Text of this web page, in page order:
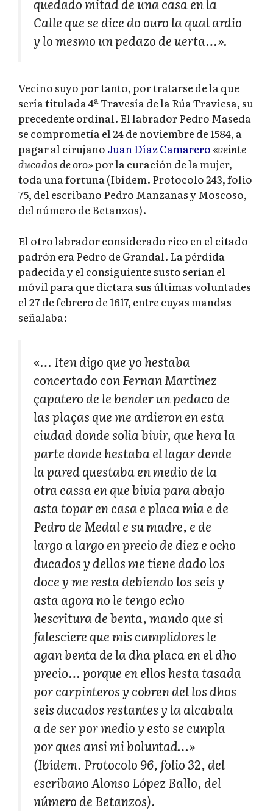
Calle que se dice do ouro la qual ardio
y lo mesmo un pedazo de uerta…».
Vecino suyo por tanto, por tratarse de la que
sería titulada 4ª Travesía de la Rúa Traviesa, su
precedente ordinal. El labrador Pedro Maseda
se comprometía el 24 de noviembre de 1584, a
pagar al cirujano Juan Díaz Camarero«veinte
ducados de oro»por la curación de la mujer,
toda una fortuna (Ibídem. Protocolo 243, folio
75, del escribano Pedro Manzanas y Moscoso,
del número de Betanzos).
El otro labrador considerado rico en el citado
padrón era Pedro de Grandal. La pérdida
padecida y el consiguiente susto serían el
móvil para que dictara sus últimas voluntades
el 27 de febrero de 1617, entre cuyas mandas
señalaba:
«… Iten digo que yo hestaba
concertado con Fernan Martinez
çapatero de le bender un pedaco de
las plaças que me ardieron en esta
ciudad donde solia bivir, que hera la
parte donde hestaba el lagar dende
la pared questaba en medio de la
otra cassa en que bivia para abajo
asta topar en casa e placa mia e de
Pedro de Medal e su madre, e de
largo a largo en precio de diez e ocho
ducados y dellos me tiene dado los
doce y me resta debiendo los seis y
asta agora no le tengo echo
hescritura de benta, mando que si
falesciere que mis cumplidores le
agan benta de la dha placa en el dho
precio… porque en ellos hesta tasada
por carpinteros y cobren del los dhos
seis ducados restantes y la alcabala
a de ser por medio y esto se cunpla
por ques ansi mi boluntad…»
(Ibídem. Protocolo 96, folio 32, del
escribano Alonso López Ballo, del
número de Betanzos).